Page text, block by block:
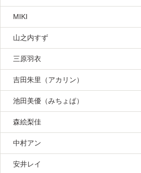
MIKI
山之内すず
三原羽衣
吉田朱里（アカリン）
池田美優（みちょぱ）
森絵梨佳
中村アン
安井レイ